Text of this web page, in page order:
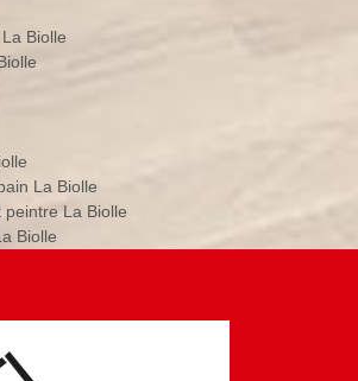
Biolle
La Biolle
La Biolle
Biolle